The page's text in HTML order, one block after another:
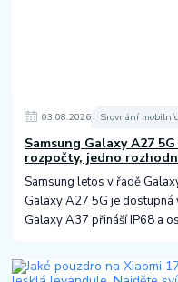
03.08.2026 Srovnání
Samsung Galaxy A27
rozpočty, jedno
Samsung letos v řadě
Galaxy A27 5G je
Galaxy A37 přináší IP68 a